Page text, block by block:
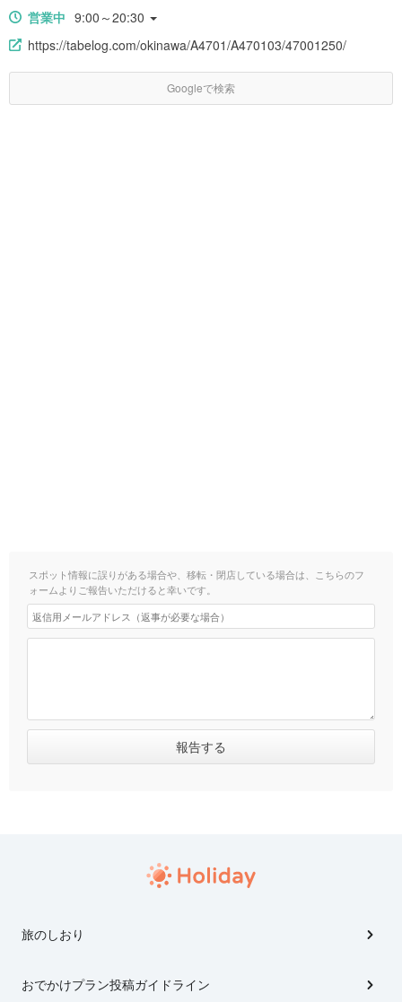
営業中 9:00～20:30
https://tabelog.com/okinawa/A4701/A470103/47001250/
Googleで検索
スポット情報に誤りがある場合や、移転・閉店している場合は、こちらのフ
ォームよりご報告いただけると幸いです。
旅のしおり
おでかけプラン投稿ガイドライン